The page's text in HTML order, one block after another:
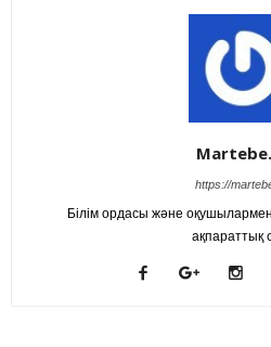
https://
Білім ордасы және
ақпараттық